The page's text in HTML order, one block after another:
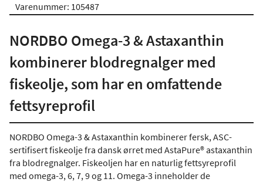
Varenummer: 105487
NORDBO Omega-3 & Astaxanthin
kombinerer blodregnalger med
fiskeolje, som har en omfattende
fettsyreprofil
NORDBO Omega-3 & Astaxanthin kombinerer fersk, ASC-
sertifisert fiskeolje fra dansk ørret med AstaPure® astaxanthin
fra blodregnalger. Fiskeoljen har en naturlig fettsyreprofil
med omega-3, 6, 7, 9 og 11. Omega-3 inneholder de